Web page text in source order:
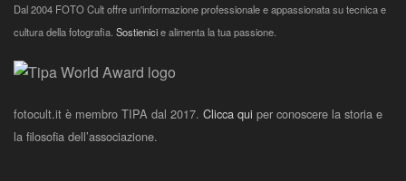
Dal 2004 FOTO Cult offre un'informazione professionale e appassionata su tecnica e
cultura della fotografia. Sostienicie alimenta la tua passione.
fotocult.it è membro TIPA dal 2017. Clicca qui per conoscere la storia e
la filosofia dell’associazione.